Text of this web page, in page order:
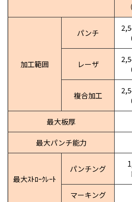
加工範囲
パンチ
レーザ
複合加工
最大板厚
最大パンチ能力
最大ｽﾄﾛｰｸﾚｰﾄ
パンチング
マーキング